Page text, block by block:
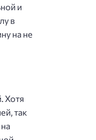
и
в
на не
Хотя
так